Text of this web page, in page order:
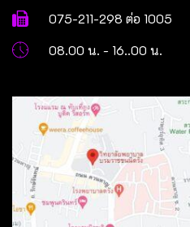
075-211-298 ต่อ 1005
08.00 น. - 16..00 น.